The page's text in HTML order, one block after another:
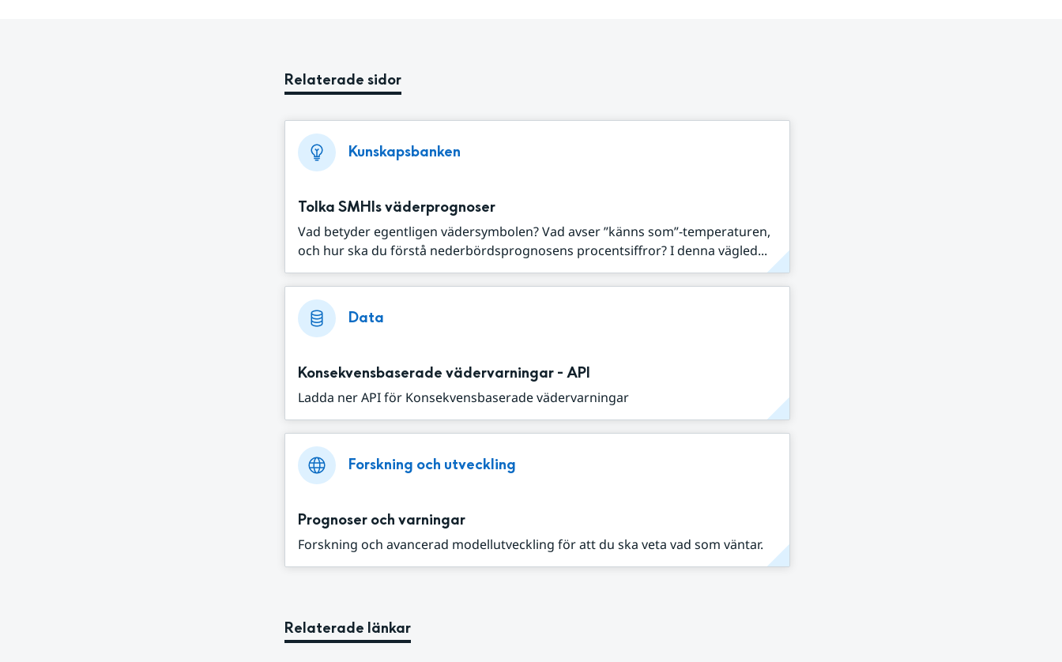
Relaterade sidor
Kunskapsbanken
Tolka SMHIs väderprognoser
Vad betyder egentligen vädersymbolen? Vad avser ”känns som”-temperaturen,
och hur ska du förstå nederbördsprognosens procentsiffror? I denna vägled...
Data
Konsekvensbaserade vädervarningar - API
Ladda ner API för Konsekvensbaserade vädervarningar
Forskning och utveckling
Prognoser och varningar
Forskning och avancerad modellutveckling för att du ska veta vad som väntar.
Relaterade länkar